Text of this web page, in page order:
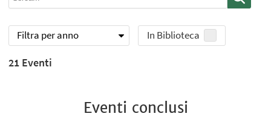
Filtra per anno In Biblioteca
21 Eventi
Eventi conclusi